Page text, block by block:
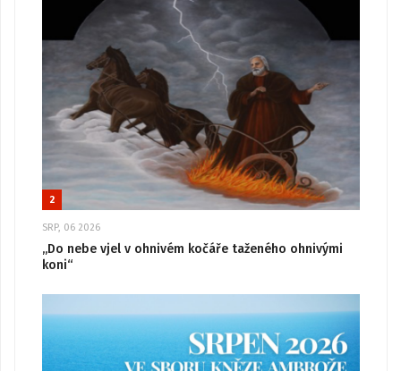
2
SRP, 06 2026
„Do nebe vjel v ohnivém kočáře taženého ohnivými
koni“